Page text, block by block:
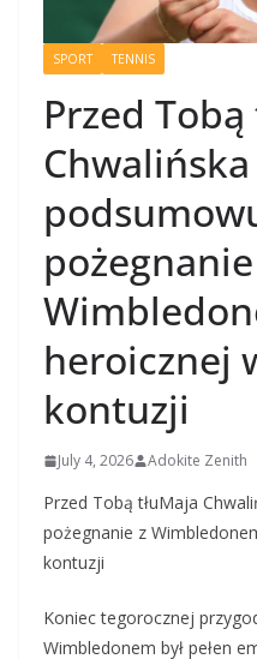
SPORT TENNIS
Przed Tobą
Chwalińska
heroicznej
kontuzji
July 4, 2026 Adokite Zenith
Przed Tobą tłuMaja
pożegnanie z
kontuzji
Koniec tegorocznej
Wimbledonem był pełen